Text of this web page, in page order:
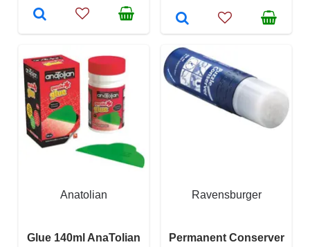
Anatolian
Glue 140ml AnaTolian
Ravensburger
Permanent Conserver